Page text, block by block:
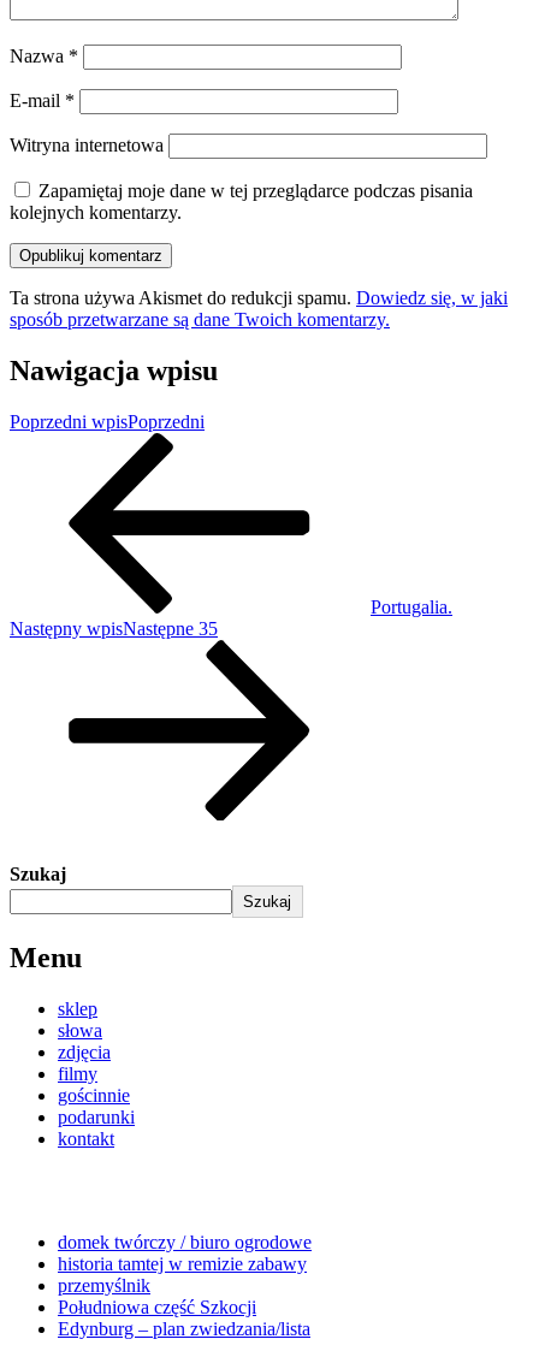
Nazwa *
E-mail *
Witryna internetowa
Zapamiętaj moje dane w tej przeglądarce podczas pisania
kolejnych komentarzy.
Ta strona używa Akismet do redukcji spamu. Dowiedz się, w jaki
sposób przetwarzane są dane Twoich komentarzy.
Nawigacja wpisu
Poprzedni wpisPoprzedni
Portugalia.
Następny wpisNastępne 35
Szukaj
Szukaj
Menu
sklep
słowa
zdjęcia
filmy
gościnnie
podarunki
kontakt
domek twórczy / biuro ogrodowe
historia tamtej w remizie zabawy
przemyślnik
Południowa część Szkocji
Edynburg – plan zwiedzania/lista